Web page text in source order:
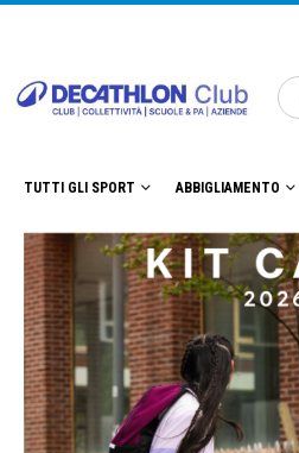
TUTTI GLI SPORT ABBIGLIAMENTO